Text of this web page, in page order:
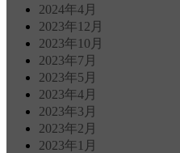
2024年4月
2023年12月
2023年10月
2023年7月
2023年5月
2023年4月
2023年3月
2023年2月
2023年1月